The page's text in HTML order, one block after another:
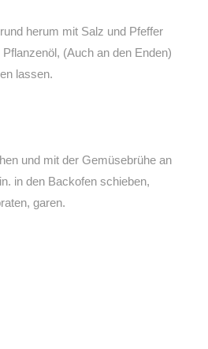
herum mit Salz und Pfeffer
(Auch an den Enden)
lassen.
und mit der Gemüsebrühe an
in den Backofen schieben,
garen.